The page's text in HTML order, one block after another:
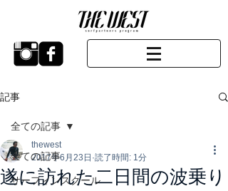
記事
全ての記事
サーフィンスクール
全ての記事
遂に訪れた二日間の波乗り
thewest
2017年6月23日 読了時間: 1分